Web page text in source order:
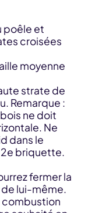
poêle et
croisées
moyenne
strate de
Remarque :
ne doit
Ne
dans le
2e briquette.
fermer la
lui-même.
combustion